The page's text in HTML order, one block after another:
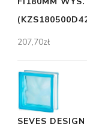
207,70zł
SEVES